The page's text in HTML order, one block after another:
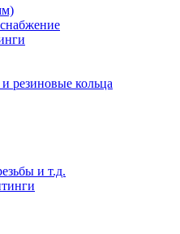
резиновые кольца
и т.д.